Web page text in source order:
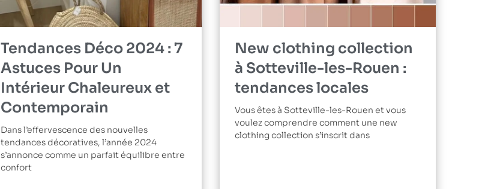
Tendances Déco 2024 : 7
Astuces Pour Un
Intérieur Chaleureux et
Contemporain
Dans l’effervescence des nouvelles
tendances décoratives, l’année 2024
s’annonce comme un parfait équilibre entre
confort
New clothing collection
à Sotteville-les-Rouen :
tendances locales
Vous êtes à Sotteville-les-Rouen et vous
voulez comprendre comment une new
clothing collection s’inscrit dans